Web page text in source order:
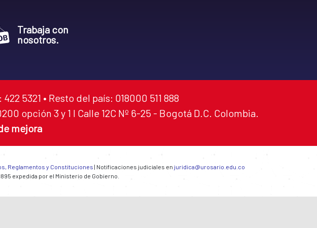
Trabaja con
nosotros.
5321 • Resto del país: 018000 511 888
opción 3 y 1 I Calle 12C Nº 6-25 - Bogotá D.C. Colombia.
mejora
Reglamentos y Constituciones | Notificaciones judiciales en juridica@urosario.edu.co
expedida por el Ministerio de Gobierno.